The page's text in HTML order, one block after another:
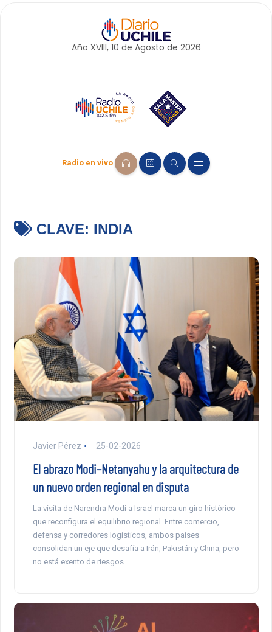
Año XVIII, 10 de Agosto de 2026
Radio en vivo
CLAVE: INDIA
Javier Pérez 25-02-2026
El abrazo Modi–Netanyahu y la arquitectura de
un nuevo orden regional en disputa
La visita de Narendra Modi a Israel marca un giro histórico
que reconfigura el equilibrio regional. Entre comercio,
defensa y corredores logísticos, ambos países
consolidan un eje que desafía a Irán, Pakistán y China, pero
no está exento de riesgos.